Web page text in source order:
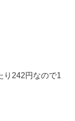
り242円なので1